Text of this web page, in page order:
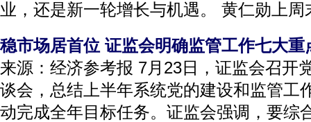
业，还是新一轮增长与机遇。 黄仁勋上
稳市场居首位 证监会明确监管工作七大重
来源：经济参考报 7月23日，证监会召开
谈会，总结上半年系统党的建设和监管工
动完成全年目标任务。证监会强调，要综